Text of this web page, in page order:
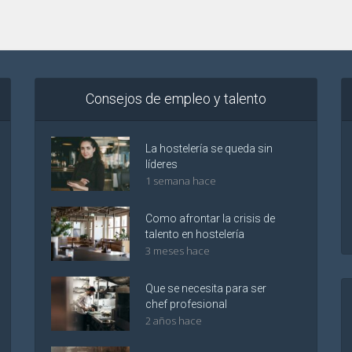
Consejos de empleo y talento
La hostelería se queda sin
líderes
1 semana hace
Como afrontar la crisis de
talento en hostelería
3 meses hace
Que se necesita para ser
chef profesional
2 años hace